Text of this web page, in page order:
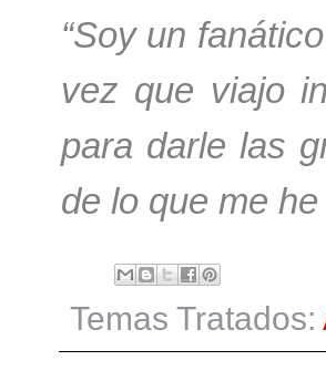
“Soy un
vez que viajo
para darle las
de lo que me
Temas Tratados: